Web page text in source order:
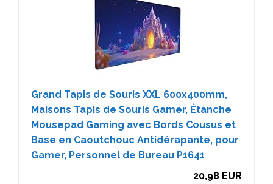
Grand Tapis de Souris XXL 600x400mm,
Maisons Tapis de Souris Gamer, Étanche
Mousepad Gaming avec Bords Cousus et
Base en Caoutchouc Antidérapante, pour
Gamer, Personnel de Bureau P1641
20,98 EUR